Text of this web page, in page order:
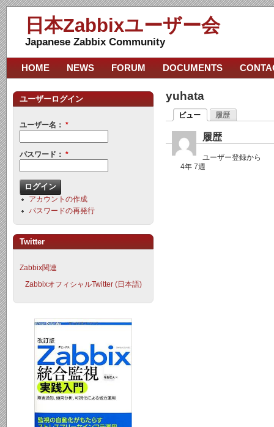
日本Zabbixユーザー会
Japanese Zabbix Community
yuhata
ビュー 履歴
履歴
ユーザー登録から
4年 7週
HOME NEWS FORUM DOCUMENTS
ユーザーログイン
ユーザー名： *
パスワード： *
アカウントの作成
パスワードの再発行
Twitter
Zabbix関連
ZabbixオフィシャルTwitter (日本語)